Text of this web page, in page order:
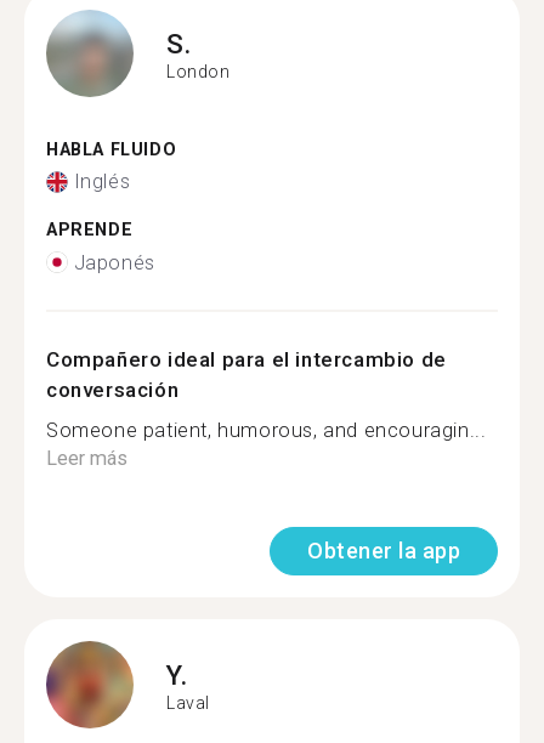
S.
London
HABLA FLUIDO
Inglés
APRENDE
Japonés
Compañero ideal para el intercambio de
conversación
Someone patient, humorous, and encouragin...
Leer más
Obtener la app
Y.
Laval